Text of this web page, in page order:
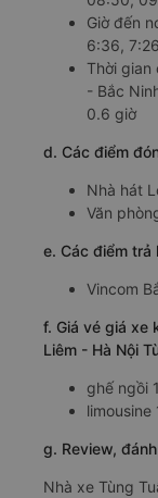
Giờ đến
6:36,
Thời gian
- Bắc
0.6 giờ
d. Các điểm
Nhà hát
Văn
e. Các điểm trả
Vincom
f. Giá vé giá xe
Liêm - Hà Nội
ghế ngồi
g. Review,
Nhà xe Tùng